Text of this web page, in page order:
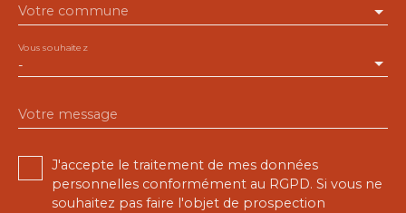
Votre commune
-
Vous souhaitez
Votre message
J'accepte le traitement de mes données
personnelles conformément au RGPD. Si vous ne
souhaitez pas faire l'objet de prospection